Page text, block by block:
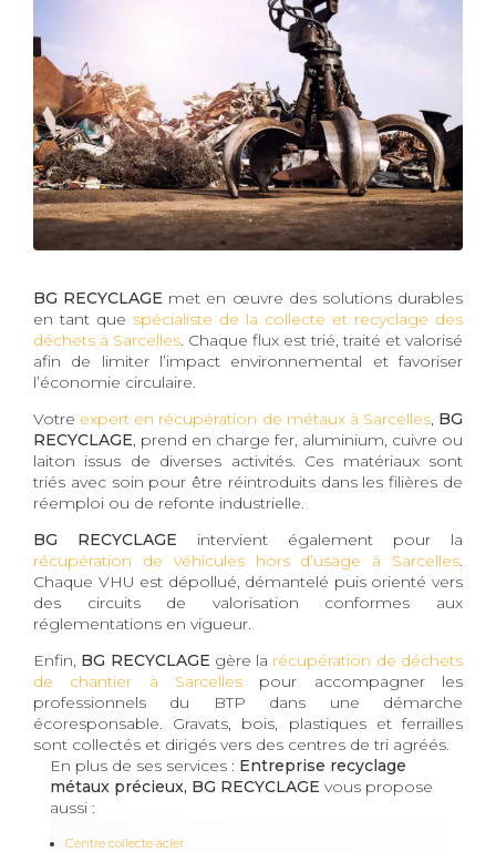
BG RECYCLAGE met en œuvre des solutions durables
en tant que spécialiste de la collecte et recyclage des
déchets à Sarcelles. Chaque flux est trié, traité et valorisé
afin de limiter l’impact environnemental et favoriser
l’économie circulaire.
Votre expert en récupération de métaux à Sarcelles, BG
RECYCLAGE, prend en charge fer, aluminium, cuivre ou
laiton issus de diverses activités. Ces matériaux sont
triés avec soin pour être réintroduits dans les filières de
réemploi ou de refonte industrielle.
BG RECYCLAGE intervient également pour la
récupération de véhicules hors d’usage à Sarcelles.
Chaque VHU est dépollué, démantelé puis orienté vers
des circuits de valorisation conformes aux
réglementations en vigueur.
Enfin, BG RECYCLAGE gère la récupération de déchets
de chantier à Sarcelles pour accompagner les
professionnels du BTP dans une démarche
écoresponsable. Gravats, bois, plastiques et ferrailles
sont collectés et dirigés vers des centres de tri agréés.
En plus de ses services : Entreprise recyclage
métaux précieux, BG RECYCLAGE vous propose
aussi :
Centre collecte acier